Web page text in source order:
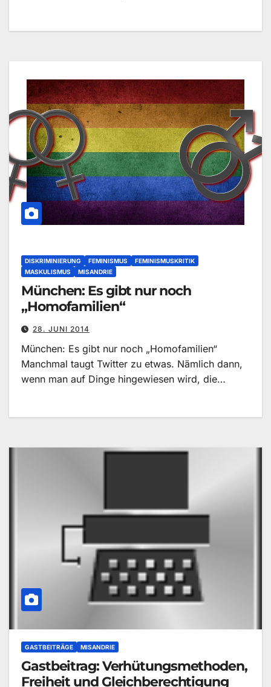
DISKRIMINIERUNG FEMINISMUS
FEMINISMUSKRITIK
MASKULISMUS
MISANDRIE
München: Es gibt nur noch
„Homofamilien“
28. JUNI 2014
München: Es gibt nur noch „Homofamilien“
Manchmal taugt Twitter zu etwas. Nämlich dann,
wenn man auf Dinge hingewiesen wird, die…
GASTBEITRÄGE MISANDRIE
Gastbeitrag: Verhütungsmethoden,
Freiheit und Gleichberechtigung